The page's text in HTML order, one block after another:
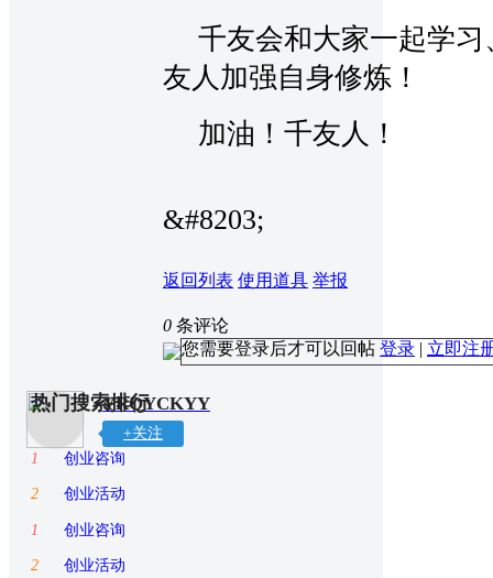
千友会和大家一起学
友人加强自身修炼！
加油！千友人！
&#8203;
返回列表 使用道具 举报
0 条评论
您需要登录后才可以回帖 登录 | 立即注
YRQYCKYY
+关注
热门搜索排行
1 创业咨询
2 创业活动
1 创业咨询
2 创业活动